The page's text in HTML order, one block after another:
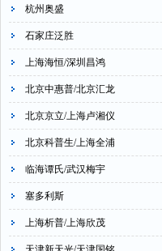
杭州奥盛
石家庄泛胜
上海海恒/深圳昌鸿
北京中惠普/北京汇龙
北京京立/上海卢湘仪
北京科普生/上海全浦
临海谭氏/武汉梅宇
塞多利斯
上海析普/上海欣茂